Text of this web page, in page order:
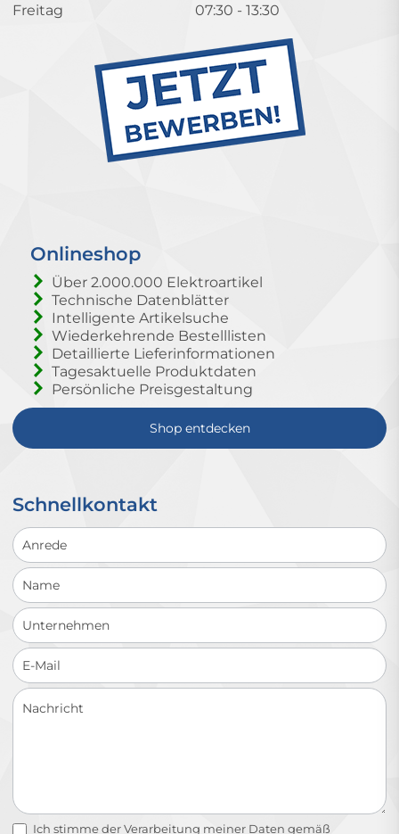
Freitag
07:30 - 13:30
Onlineshop
Über 2.000.000 Elektroartikel
Technische Datenblätter
Intelligente Artikelsuche
Wiederkehrende Bestelllisten
Detaillierte Lieferinformationen
Tagesaktuelle Produktdaten
Persönliche Preisgestaltung
Shop entdecken
Schnellkontakt
Schnellkontakt
Ich stimme der Verarbeitung meiner Daten gemäß